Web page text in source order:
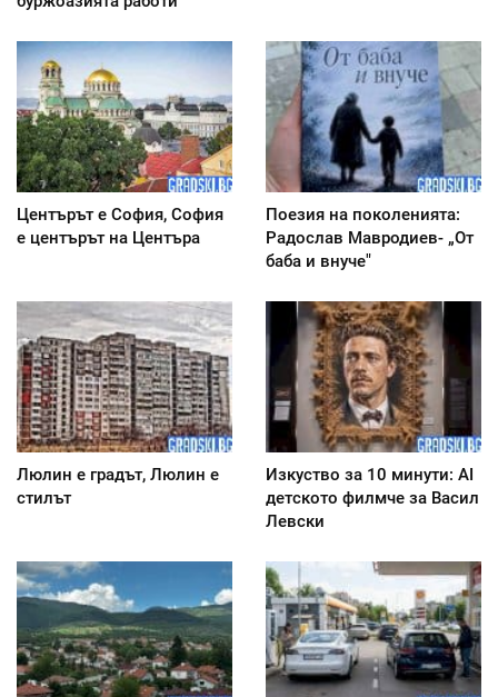
Центърът е София, София
е центърът на Центъра
Поезия на поколенията:
Радослав Мавродиев- „От
баба и внуче"
Люлин е градът, Люлин е
стилът
Изкуство за 10 минути: AI
детското филмче за Васил
Левски